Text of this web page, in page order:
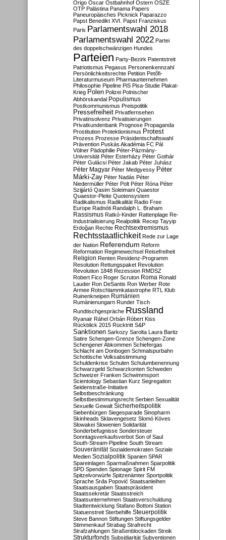
Origo Oscar Ostbahnhof Ostern OSZE
OTP Palästina Panama Papers
Paneuropäisches Picknick Paparazzo
Papst Benedikt XVI. Papst Franziskus
Paris Parlamentswahl 2018
Parlamentswahl 2022 Partei
des doppelschwänzigen Hundes
Parteien Party-Bezirk Patentstreit
Patriotismus Pegasus Personenkennzahl
Persönlichkeitsrechte Petition Petőfi-
Literaturmuseum Pharmaunternehmen
Philosophie Pipeline PiS Pisa-Studie Plakat-
Krieg Polen Polizei Polnischer
Abhörskandal Populismus
Postkommunismus Preispolitik
Pressefreiheit Privatfernsehen
Privatinsolvenz Privatisierungen
Privatkundenbank Prognose Propaganda
Prostitution Protektionismus Protest
Prozess Prozesse Präsidentschaftswahl
Prävention Puskás Akadémia FC Pál
Völner Pädophilie Péter-Pázmány-
Universität Péter Esterházy Péter Gothár
Péter Gulácsi Péter Jakab Péter Juhász
Péter Magyar Péter Medgyessy Péter
Márki-Zay Péter Nadás Péter
Niedermüller Péter Polt Péter Róna Péter
Szijjártó Qasim Soleimani Quaestor
Quaestor-Pleite Quotensystem
Radikalismus Radikalität Radio Free
Europe Radnóti Randalph L. Braham
Rassismus Ratkó-Kinder Rattenplage Re-
Industrialisierung Realpolitik Recep Tayyip
Erdoğan Rechte Rechtsextremismus
Rechtsstaatlichkeit Rede zur Lage
der Nation Referendum Reform
Reformation Regimewechsel Reisefreiheit
Religion Renten Residenz-Programm
Resolution Rettungspaket Revolution
Revolution 1848 Rezession RMDSZ
Robert Fico Roger Scruton Roma Ronald
Lauder Ron DeSantis Ron Werber Rote
Armee Rotschlammkatastrophe RTL Klub
Ruinenkneipen Rumänien
Rumänienungarn Runder Tisch
Rundtischgespräche Russland
Ryanair Ráhel Orbán Róbert Kiss
Rückblick 2015 Rücktritt S&P
Sanktionen Sarkozy Sarolta Laura Baritz
Satire Schengen-Grenze Schengen-Zone
Schengener Abkommen Schiefergas
Schlacht am Donbogen Schmalspurbahn
Schottische Volksabstimmung
Schuldenkrise Schulen Schulumbenennung
Schwarzgeld Schwarzkonten Schweden
Schweizer Franken Schwimmsport
Scientology Sebastian Kurz Segregation
Seidenstraße-Initiative
Selbstbeschränkung
Selbstbestimmungsrecht Serbien Sexualität
Sexuelle Gewalt Sicherheitspolitik
Siebenbürgen Siegesparade Sinopharm
Skinheads Sklavengesetz Slomó Köves
Slowakei Slowenien Solidarität
Sonderbefugnisse Sondersteuer
Sonntagsverkaufsverbot Son of Saul
South-Stream-Pipeline South Stream
Souveränität Sozialdemokraten Soziale
Medien Sozialpolitik Spanien SPAR
Spareinlagen Sparmaßnahmen Sparpolitik
SPD Spenden Spionage Spirit FM
Spitzelvorwürfe Spitzenämter Sportpolitik
Sprache Srđa Popović Staatsanleihen
Staatsausgaben Staatspräsident
Staatssekretär Staatsstreich
Staatsunternehmen Staatsverschuldung
Stadtentwicklung Stafano Bottoni Station
Statuenstreit Sterbehilfe Steuerpolitik
Steve Bannon Stiftungen Stiftungsgelder
Stimmenkauf Strabag Strafrecht
Strafzahlungen Straßenblockaden Streik
Strukturfonds Subsidiarität Subventionen